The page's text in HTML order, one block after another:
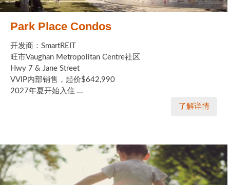
Park Place Condos
开发商：SmartREIT
旺市Vaughan Metropolitan Centre社区
Hwy 7 & Jane Street
VVIP内部销售，起价$642,990
2027年夏开始入住 ...
了解详情